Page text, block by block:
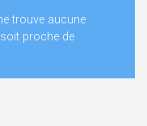
trouve aucune
proche de